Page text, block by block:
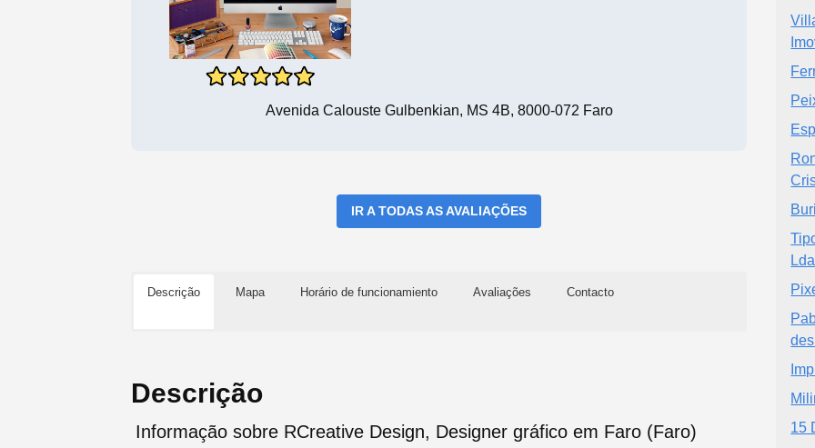
Avenida Calouste Gulbenkian, MS 4B, 8000-072 Faro
IR A TODAS AS AVALIAÇÕES
Descrição Mapa Horário de funcionamiento Avaliações Contacto
Descrição
Informação sobre RCreative Design, Designer gráfico em Faro (Faro)
15